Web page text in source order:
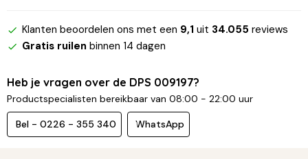
Klanten beoordelen ons met een 9,1 uit 34.055 reviews
Gratis ruilen binnen 14 dagen
Heb je vragen over de DPS 009197?
Productspecialisten bereikbaar van 08:00 - 22:00 uur
Bel - 0226 - 355 340 WhatsApp